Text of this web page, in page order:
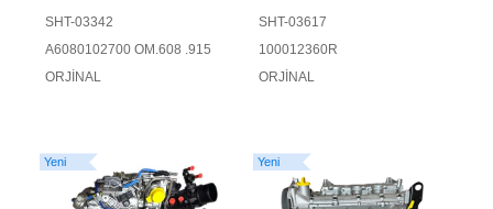
SHT-03342
A6080102700 OM.608 .915
ORJİNAL
SHT-03617
100012360R
ORJİNAL
Yeni Yeni